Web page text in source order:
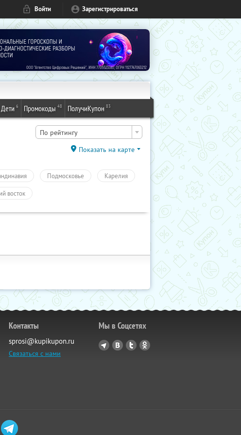
Войти Зарегистрироваться
Дети 6 Промокоды 48 ПолучиКупон 83
По рейтингу
Показать на карте
Подмосковье Карелия
восток
Контакты
sprosi@kupikupon.ru
Связаться с нами
Мы в Соцсетях